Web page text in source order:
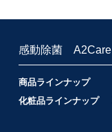
感動除菌 A2Care
商品ラインナップ
化粧品ラインナップ